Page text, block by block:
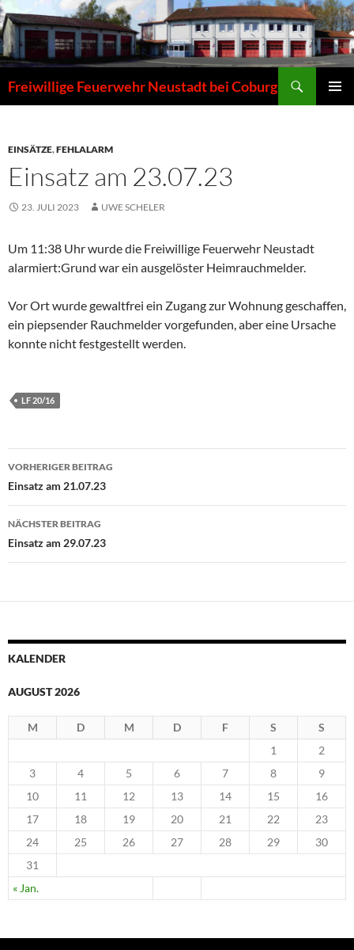
Zum
Inhalt
springen
Freiwillige Feuerwehr Neustadt bei Coburg
EINSÄTZE,FEHLALARM
Einsatz am 23.07.23
23. JULI 2023 UWE SCHELER
Um 11:38 Uhr wurde die Freiwillige Feuerwehr Neustadt
alarmiert:Grund war ein ausgelöster Heimrauchmelder.
Vor Ort wurde gewaltfrei ein Zugang zur Wohnung geschaffen,
ein piepsender Rauchmelder vorgefunden, aber eine Ursache
konnte nicht festgestellt werden.
LF 20/16
Beitragsnavigation
VORHERIGER BEITRAG
Einsatz am 21.07.23
NÄCHSTER BEITRAG
Einsatz am 29.07.23
KALENDER
AUGUST 2026
M D M D F S S
« Jan.
1
2
3
4 5 6 7 8
9
10
11 12 13 14 15
16
17
18 19 20 21 22
23
24
25 26 27 28 29
30
31